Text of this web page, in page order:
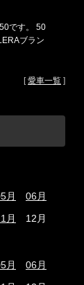
です。 50
ブラン
[愛車一覧 ]
月
06月
月 12月
月
06月